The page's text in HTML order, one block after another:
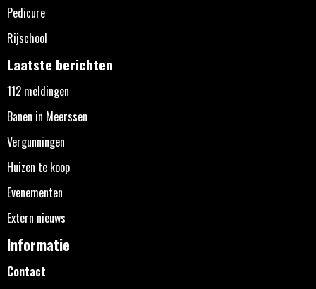
Pedicure
Rijschool
Laatste berichten
112 meldingen
Banen in Meerssen
Vergunningen
Huizen te koop
Evenementen
Extern nieuws
Informatie
Contact